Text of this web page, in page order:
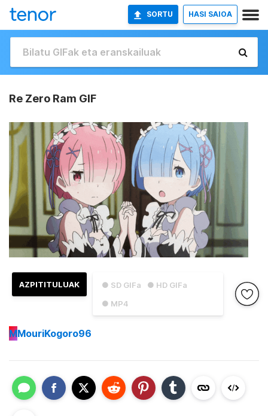
SORTU HASI SAIOA
Re Zero Ram GIF
● SD GIFa
● HD GIFa
● MP4
AZPITITULUAK
MMouriKogoro96